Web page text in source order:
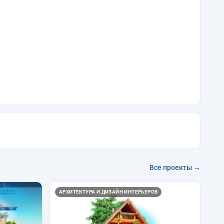
Все проекты →
АРХИТЕКТУРА И ДИЗАЙН ИНТЕРЬЕРОВ